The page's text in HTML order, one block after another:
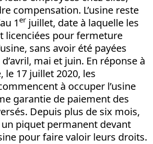
compensation. L’usine reste
1er juillet, date à laquelle les
licenciées pour fermeture
sans avoir été payées
mai et juin. En réponse à
le 17 juillet 2020, les
à occuper l’usine
garantie de paiement des
Depuis plus de six mois,
piquet permanent devant
pour faire valoir leurs droits.